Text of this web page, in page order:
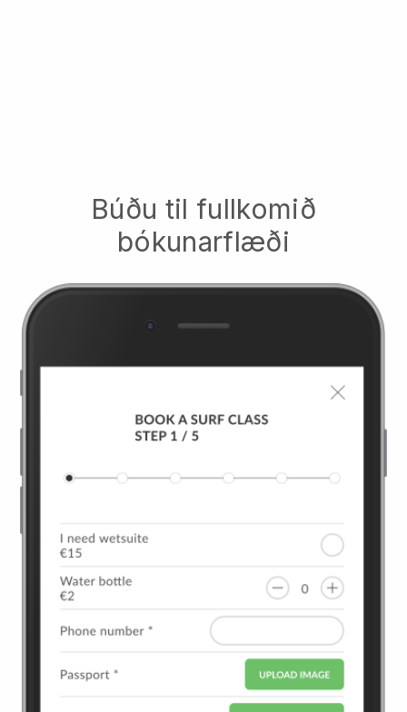
Búðu til fullkomið
bókunarflæði